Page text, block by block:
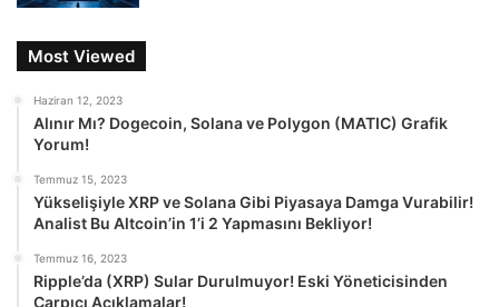
Most Viewed
Haziran 12, 2023
Alınır Mı? Dogecoin, Solana ve Polygon (MATIC) Grafik
Yorum!
Temmuz 15, 2023
Yükselişiyle XRP ve Solana Gibi Piyasaya Damga Vurabilir!
Analist Bu Altcoin’in 1’i 2 Yapmasını Bekliyor!
Temmuz 16, 2023
Ripple’da (XRP) Sular Durulmuyor! Eski Yöneticisinden
Çarpıcı Açıklamalar!